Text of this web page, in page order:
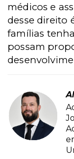
médicos e
desse direito
famílias
possam